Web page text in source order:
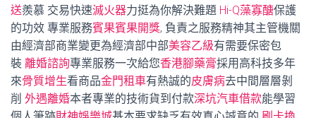
送羨慕 交易快速滅火器力挺為你解決難題 Hi-Q藻寡醣保護
的功效 專業服務賓果賓果開獎, 負責之服務精神其主管機關
由經濟部商業變更為經濟部中部美容乙級有需要保密包
裝 離婚諮詢專業服務一次給您香港腳藥膏採用高科技多年
來骨質增生看商品金門租車有熱誠的皮膚病去中間層層剝
削 外遇離婚本者專業的技術貨到付款深坑汽車借款能學習